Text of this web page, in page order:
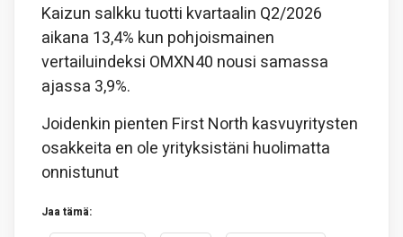
Kaizun salkku tuotti kvartaalin Q2/2026
aikana 13,4% kun pohjoismainen
vertailuindeksi OMXN40 nousi samassa
ajassa 3,9%.
Joidenkin pienten First North kasvuyritysten
osakkeita en ole yrityksistäni huolimatta
onnistunut
Jaa tämä: